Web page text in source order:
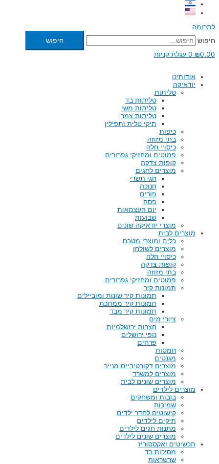
לתרומה
חיפוש
חיפוש
₪0.00
0 עגלת קניות
אודותינו
יודאיקה
טליתות
טליתות בד
טליתות משי
טליתות צמר
תיקי טלית ותפילין
כיפות
בתי מזוזה
כיסויי חלה
פמוטים ומחזיקי גפרורים
קופות צדקה
מוצרים לחגים
חגי תשרי
חנוכה
פורים
פסח
יום העצמאות
שבועות
מוצרי יודאיקה שונים
מוצרים לבית
כלים ומוצרי מטבח
מוצרים לשולחן
כיסויי חלה
קופות צדקה
בתי מזוזה
פמוטים ומחזיקי גפרורים
תמונות קיר
תמונות קיר שונות ומוביילים
תמונות קיר ממתכת
תמונות קיר מבד
ציורי מים
חצרות ירושלמיות
נופי ירושלים
פרחים
חמסות
מגנטים
מוצרים דקורטיביים מנייר
מוצרים למשרד
מוצרים שונים לבית
מוצרים לילדים
בובות ומשחקים
שמיכות
קישוטים לחדר ילדים
תיקים לילדים
מתנות חגים לילדים
מוצרים שונים לילדים
תכשיטים ואקססוריז
מסיכות בד
שרשראות